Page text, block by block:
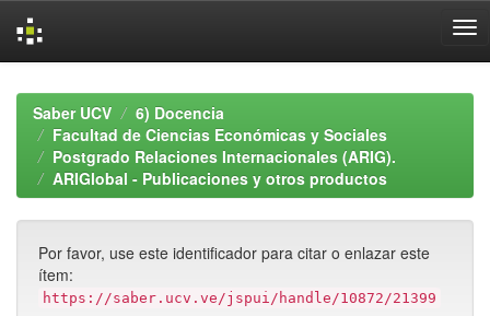
navigationSaber UCV
6) Docencia
Facultad de Ciencias Económicas y Sociales
Postgrado Relaciones Internacionales (ARIG).
ARIGlobal - Publicaciones y otros productos
Por favor, use este identificador para citar o enlazar este
ítem:
https://saber.ucv.ve/jspui/handle/10872/21399